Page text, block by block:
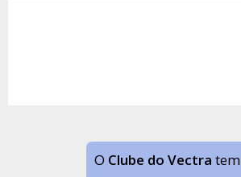
O Clube do Vectra